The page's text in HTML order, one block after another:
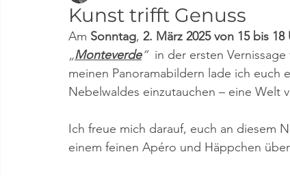
Kunst trifft Genuss
Am Sonntag, 2. März 2025 von 15 bis 18
„Monteverde“
in der ersten Vernissage
meinen Panoramabildern lade ich euch
Nebelwaldes einzutauchen – eine Welt
Ich freue mich darauf, euch an diesem
einem feinen Apéro und Häppchen